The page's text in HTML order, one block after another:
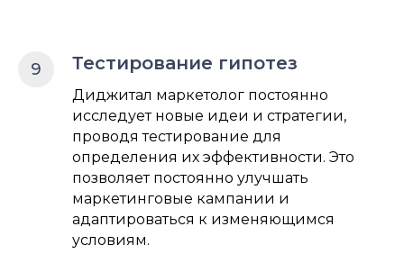
Тестирование гипотез
Диджитал маркетолог постоянно
исследует новые идеи и стратегии,
проводя тестирование для
определения их эффективности. Это
позволяет постоянно улучшать
маркетинговые кампании и
адаптироваться к изменяющимся
условиям.